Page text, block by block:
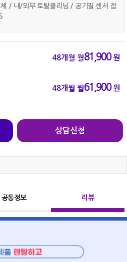
/ 내/외부 토탈클리닝 / 공기질 센서 점
48개월 월81,900원
48개월 월61,900원
상담신청
공통정보 리뷰